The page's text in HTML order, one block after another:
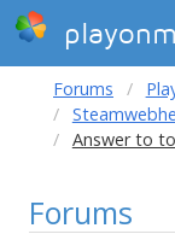
Forums
Answer to
Forums